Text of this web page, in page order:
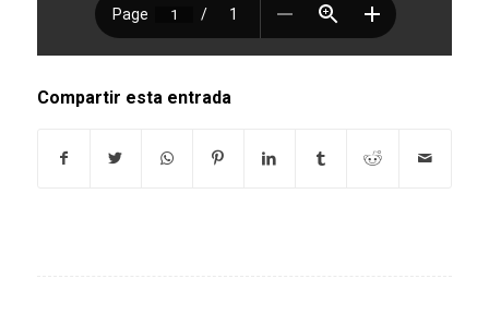
Compartir esta entrada